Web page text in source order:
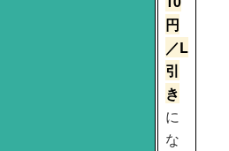
円
／L
引
き
に
な